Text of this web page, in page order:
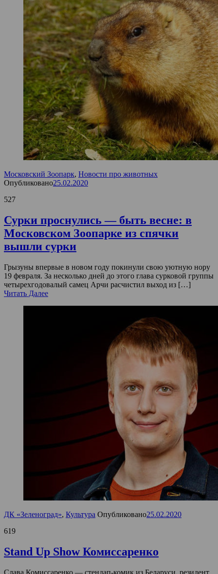
Московский Зоопарк, Новости про животных
Опубликовано25.02.2020
527
Сурки проснулись — быть весне: в
Московском Зоопарке из спячки
вышли сурки
Грызуны впервые в новом году покинули свою уютную нору
19 февраля. За несколько дней до этого глава сурковой группы
четырехгодовалый самец Арчи расчистил выход из […]
Читать Далее
ДК «Зеленоград», Культура Опубликовано25.02.2020
619
Stand Up Show Комиссаренко
Слава Комиссаренко — стендап-комик из Беларуси, резидент